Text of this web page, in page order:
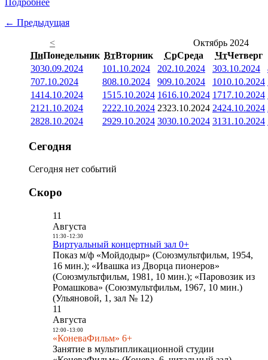
Подробнее
← Предыдущая
<
Октябрь 2024
ПнПонедельник ВтВторник СрСреда ЧтЧетверг
3030.09.2024 101.10.2024 202.10.2024 303.10.2024
707.10.2024 808.10.2024 909.10.2024 1010.10.2024
1414.10.2024 1515.10.2024 1616.10.2024 1717.10.2024
21 21.10.2024 2222.10.2024 2323.10.2024 2424.10.2024
2828.10.2024 2929.10.2024 3030.10.2024 3131.10.2024
Сегодня
Сегодня нет событий
Скоро
11
Августа
11:30- 12:30
Виртуальный концертный зал 0+
Показ м/ф «Мойдодыр» (Союзмультфильм, 1954,
16 мин.); «Ивашка из Дворца пионеров»
(Союзмультфильм, 1981, 10 мин.); «Паровозик из
Ромашкова» (Союзмультфильм, 1967, 10 мин.)
(Ульяновой, 1, зал № 12)
11
Августа
12:00- 13:00
«КоневаФильм» 6+
Занятие в мультипликационной студии